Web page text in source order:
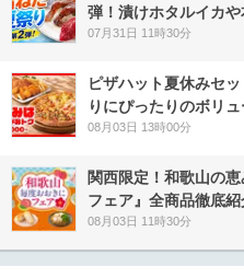
弾！漬けホタルイカ
07月31日 11時30分
ピザハット夏休みセ
りにぴったりのボリ
08月03日 13時00分
関西限定！和歌山の
フェア』全商品徹底紹
08月03日 11時30分